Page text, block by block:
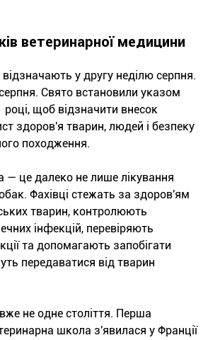
ветеринарної медицини
відзначають у другу неділю серпня.
Свято встановили указом
щоб відзначити внесок
здоров'я тварин, людей і безпеку
походження.
— це далеко не лише лікування
Фахівці стежать за здоров'ям
тварин, контролюють
інфекцій, перевіряють
та допомагають запобігати
передаватися від тварин
не одне століття. Перша
школа з'явилася у Франції